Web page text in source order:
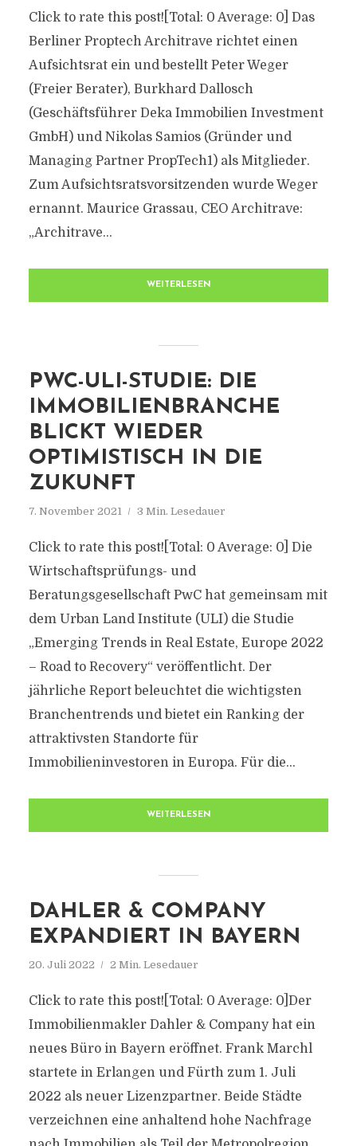
Click to rate this post![Total: 0 Average: 0] Das
Berliner Proptech Architrave richtet einen
Aufsichtsrat ein und bestellt Peter Weger
(Freier Berater), Burkhard Dallosch
(Geschäftsführer Deka Immobilien Investment
GmbH) und Nikolas Samios (Gründer und
Managing Partner PropTech1) als Mitglieder.
Zum Aufsichtsratsvorsitzenden wurde Weger
ernannt. Maurice Grassau, CEO Architrave:
„Architrave...
WEITERLESEN
PWC-ULI-STUDIE: DIE
IMMOBILIENBRANCHE
BLICKT WIEDER
OPTIMISTISCH IN DIE
ZUKUNFT
7. November 2021 3 Min. Lesedauer
Click to rate this post![Total: 0 Average: 0] Die
Wirtschaftsprüfungs- und
Beratungsgesellschaft PwC hat gemeinsam mit
dem Urban Land Institute (ULI) die Studie
„Emerging Trends in Real Estate, Europe 2022
– Road to Recovery“ veröffentlicht. Der
jährliche Report beleuchtet die wichtigsten
Branchentrends und bietet ein Ranking der
attraktivsten Standorte für
Immobilieninvestoren in Europa. Für die...
WEITERLESEN
DAHLER & COMPANY
EXPANDIERT IN BAYERN
20. Juli 2022 2 Min. Lesedauer
Click to rate this post![Total: 0 Average: 0]Der
Immobilienmakler Dahler & Company hat ein
neues Büro in Bayern eröffnet. Frank Marchl
startete in Erlangen und Fürth zum 1. Juli
2022 als neuer Lizenzpartner. Beide Städte
verzeichnen eine anhaltend hohe Nachfrage